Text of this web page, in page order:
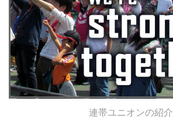
連帯ユニオンの紹介